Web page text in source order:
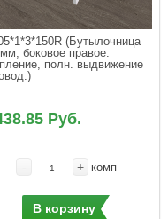
(Бутылочница
боковое правое.
полн. выдвижение
Руб.
- + комп
В корзину